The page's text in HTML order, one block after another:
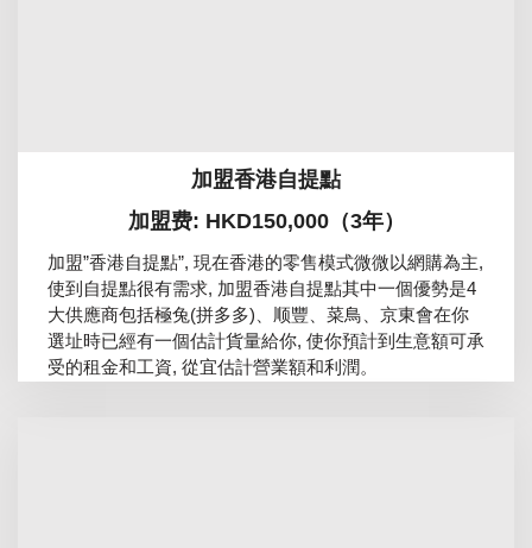
加盟香港自提點
加盟费: HKD150,000（3年）
加盟”香港自提點”, 現在香港的零售模式微微以網購為主,
使到自提點很有需求, 加盟香港自提點其中一個優勢是4
大供應商包括極兔(拼多多)、顺豐、菜鳥、京東會在你
選址時已經有一個估計貨量給你, 使你預計到生意額可承
受的租金和工資, 從宜估計營業額和利潤。